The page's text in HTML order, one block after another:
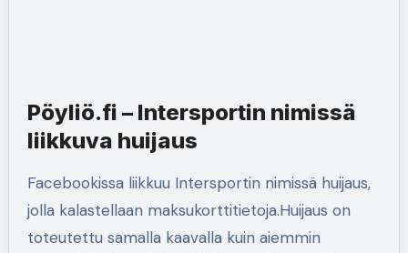
Pöyliö.fi – Intersportin nimissä
liikkuva huijaus
Facebookissa liikkuu Intersportin nimissä huijaus,
jolla kalastellaan maksukorttitietoja.Huijaus on
toteutettu samalla kaavalla kuin aiemmin